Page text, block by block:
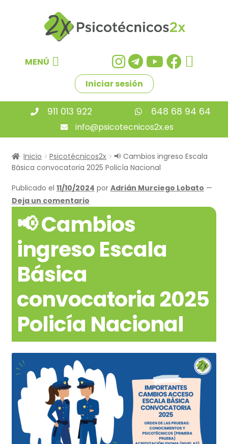
navegación
contenido
MENÚ
Iniciar sesión
911 013 922 648 68 94 64
info@psicotecnicos2x.es
Inicio Psicotécnicos2x
📢 Cambios ingreso Escala
Básica convocatoria 2025 Policía Nacional
Publicado el 11/10/2024 por Adrián Murciego Lobato —
Deja un comentario
📢 Cambios
ingreso Escala
Básica
convocatoria 2025
Policía Nacional